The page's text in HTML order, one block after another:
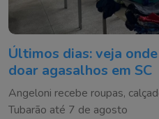
Últimos dias: veja
doar agasalhos em SC
Angeloni recebe roupas,
Tubarão até 7 de agosto